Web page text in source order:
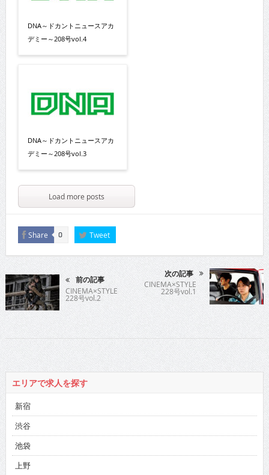
DNA～ドカントニュースアカ
デミー～208号vol.4
DNA～ドカントニュースアカ
デミー～208号vol.3
Load more posts
Share 0 Tweet
前の記事
CINEMA×STYLE
228号vol.2
次の記事
CINEMA×STYLE
228号vol.1
エリアで求人を探す
新宿
渋谷
池袋
上野